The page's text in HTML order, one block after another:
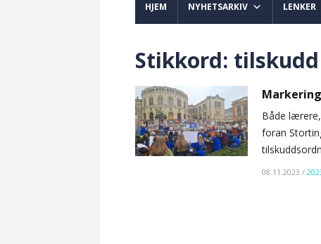
HJEM NYHETSARKIV LENKER
Stikkord: tilskudd
Både
foran
08.11.2023 /